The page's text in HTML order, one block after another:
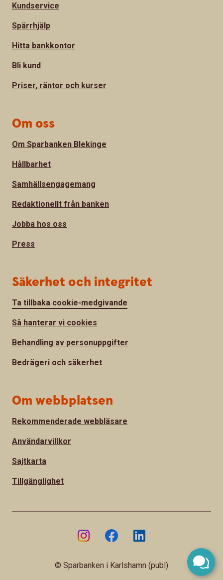
Kundservice
Spärrhjälp
Hitta bankkontor
Bli kund
Priser, räntor och kurser
Om oss
Om Sparbanken Blekinge
Hållbarhet
Samhällsengagemang
Redaktionellt från banken
Jobba hos oss
Press
Säkerhet och integritet
Ta tillbaka cookie-medgivande
Så hanterar vi cookies
Behandling av personuppgifter
Bedrägeri och säkerhet
Om webbplatsen
Rekommenderade webbläsare
Användarvillkor
Sajtkarta
Tillgänglighet
© Sparbanken i Karlshamn (publ)